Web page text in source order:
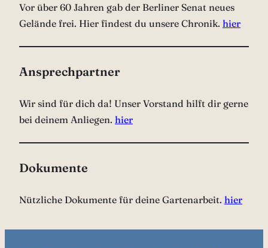
Vor über 60 Jahren gab der Berliner Senat neues
Gelände frei. Hier findest du unsere Chronik. hier
Ansprechpartner
Wir sind für dich da! Unser Vorstand hilft dir gerne
bei deinem Anliegen. hier
Dokumente
Nützliche Dokumente für deine Gartenarbeit. hier